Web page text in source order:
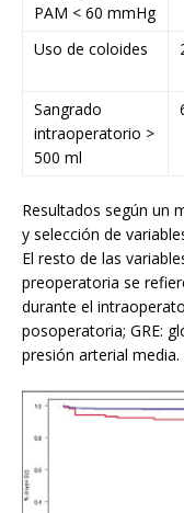
PAM < 60 mmHg
Uso de coloides
Sangrado
intraoperatorio >
500 ml
Resultados según un
y selección de
El resto de las
preoperatoria se
durante el
posoperatoria; GRE:
presión arterial media.